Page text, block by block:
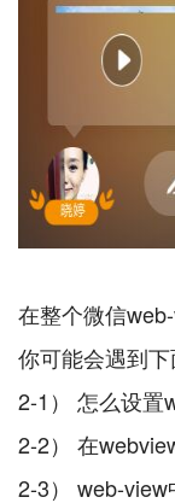
在整个微信
你可能会遇到下
2-1） 怎么设置
2-2） 在
2-3） web-